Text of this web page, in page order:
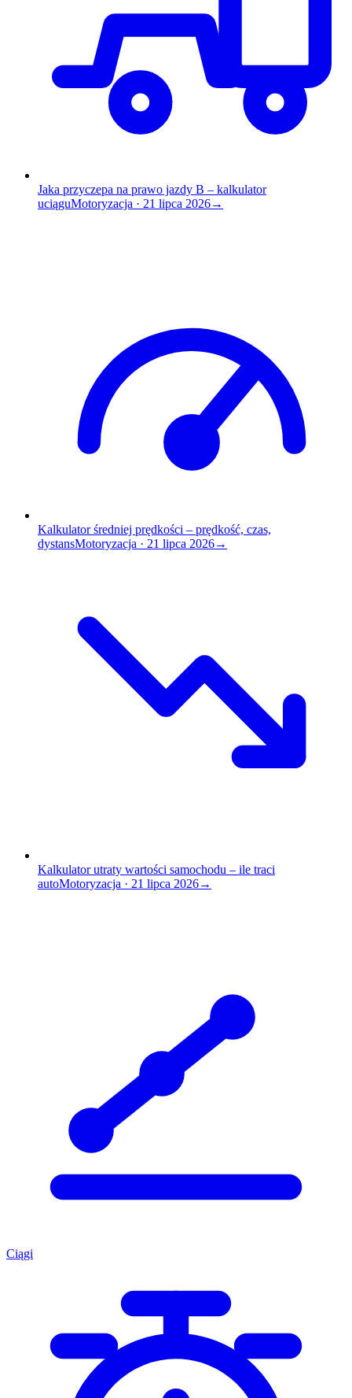
Jaka przyczepa na prawo jazdy B – kalkulator
uciąguMotoryzacja · 21 lipca 2026→
Kalkulator średniej prędkości – prędkość, czas,
dystansMotoryzacja · 21 lipca 2026→
Kalkulator utraty wartości samochodu – ile traci
autoMotoryzacja · 21 lipca 2026→
Ciągi